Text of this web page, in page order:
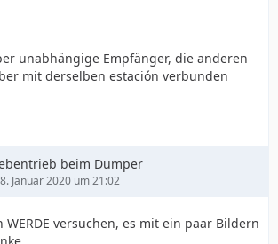
unabhängige Empfänger, die anderen
mit derselben estación verbunden
beim Dumper
Januar 2020 um 21:02
WERDE versuchen, es mit ein paar Bildern